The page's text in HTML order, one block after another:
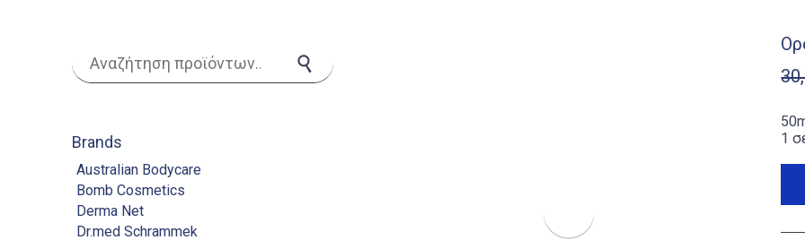
1
Αναζήτηση
Brands
Australian Bodycare
Bomb Cosmetics
Derma Net
Dr.med Schrammek